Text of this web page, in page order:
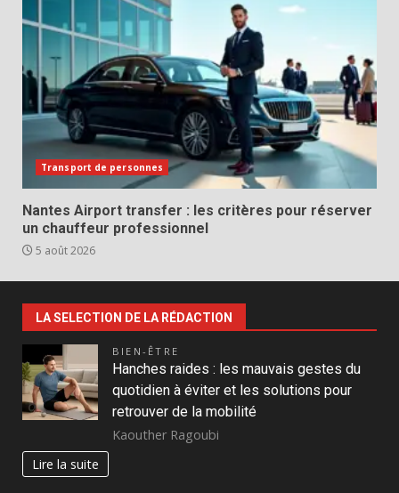
Transport de personnes
Nantes Airport transfer : les critères pour réserver
un chauffeur professionnel
5 août 2026
LA SELECTION DE LA RÉDACTION
BIEN-ÊTRE
Hanches raides : les mauvais gestes du
quotidien à éviter et les solutions pour
retrouver de la mobilité
Kaouther Ragoubi
Lire la suite